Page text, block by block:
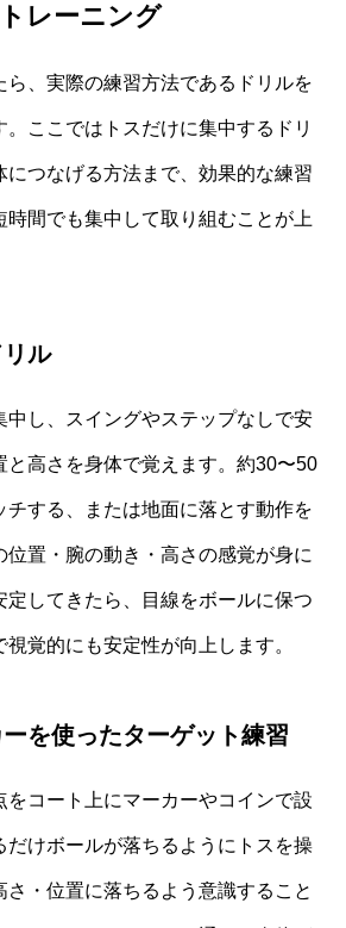
トレーニング
ら、実際の練習方法であるドリルを
ここではトスだけに集中するドリ
につなげる方法まで、効果的な練習
時間でも集中して取り組むことが上
リル
中し、スイングやステップなしで安
と高さを身体で覚えます。約30〜50
チする、または地面に落とす動作を
位置・腕の動き・高さの感覚が身に
定してきたら、目線をボールに保つ
覚的にも安定性が向上します。
を使ったターゲット練習
をコート上にマーカーやコインで設
だけボールが落ちるようにトスを操
さ・位置に落ちるよう意識すること